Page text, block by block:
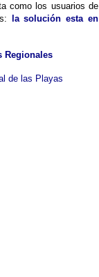
como los usuarios de
la solución esta en
Regionales
de las Playas